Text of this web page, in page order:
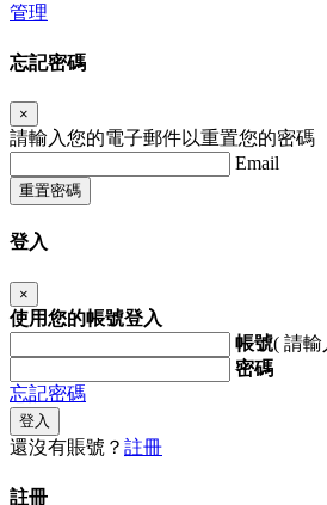
管理
忘記密碼
×
請輸入您的電子郵件以重置您的密碼
Email
重置密碼
登入
×
使用您的帳號登入
帳號( 請輸
密碼
忘記密碼
登入
還沒有賬號？ 註冊
註冊